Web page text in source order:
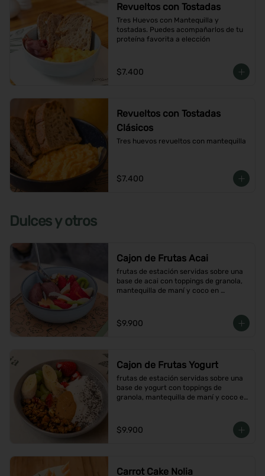
Revueltos con Tostadas
Tres Huevos con Mantequilla y
tostadas. Puedes acompañarlos de tu
proteína favorita a elección
$7.400
Revueltos con Tostadas
Clásicos
Tres huevos revueltos con mantequilla
$7.400
Dulces y otros
Cajon de Frutas Acai
frutas de estación servidas sobre una
base de acai con toppings de granola,
mantequilla de maní y coco en
$9.900
Cajon de Frutas Yogurt
frutas de estación servidas sobre una
base de yogurt con toppings de
granola, mantequilla de maní y coco en
$9.900
Carrot Cake Nolia